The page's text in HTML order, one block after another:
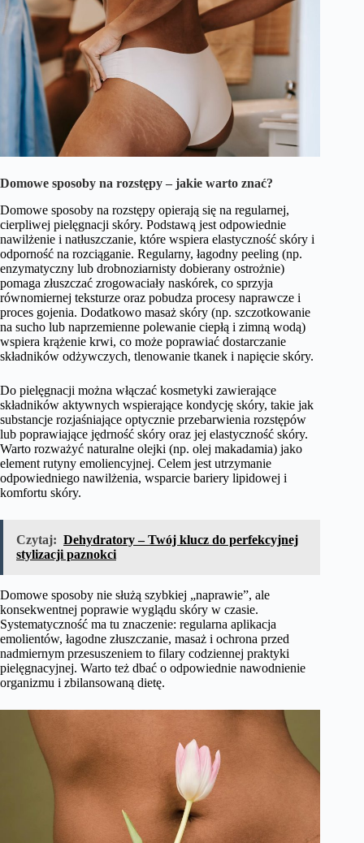
Domowe sposoby na rozstępy – jakie warto znać?
Domowe sposoby na rozstępy opierają się na regularnej,
cierpliwej pielęgnacji skóry. Podstawą jest odpowiednie
nawilżenie i natłuszczanie, które wspiera elastyczność skóry i
odporność na rozciąganie. Regularny, łagodny peeling (np.
enzymatyczny lub drobnoziarnisty dobierany ostrożnie)
pomaga złuszczać zrogowaciały naskórek, co sprzyja
równomiernej teksturze oraz pobudza procesy naprawcze i
proces gojenia. Dodatkowo masaż skóry (np. szczotkowanie
na sucho lub naprzemienne polewanie ciepłą i zimną wodą)
wspiera krążenie krwi, co może poprawiać dostarczanie
składników odżywczych, tlenowanie tkanek i napięcie skóry.
Do pielęgnacji można włączać kosmetyki zawierające
składników aktywnych wspierające kondycję skóry, takie jak
substancje rozjaśniające optycznie przebarwienia rozstępów
lub poprawiające jędrność skóry oraz jej elastyczność skóry.
Warto rozważyć naturalne olejki (np. olej makadamia) jako
element rutyny emoliencyjnej. Celem jest utrzymanie
odpowiedniego nawilżenia, wsparcie bariery lipidowej i
komfortu skóry.
Czytaj: Dehydratory – Twój klucz do perfekcyjnej
stylizacji paznokci
Domowe sposoby nie służą szybkiej „naprawie”, ale
konsekwentnej poprawie wyglądu skóry w czasie.
Systematyczność ma tu znaczenie: regularna aplikacja
emolientów, łagodne złuszczanie, masaż i ochrona przed
nadmiernym przesuszeniem to filary codziennej praktyki
pielęgnacyjnej. Warto też dbać o odpowiednie nawodnienie
organizmu i zbilansowaną dietę.